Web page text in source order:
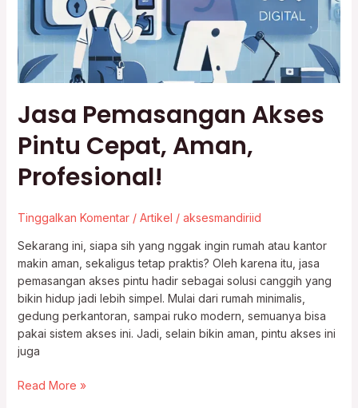
Jasa Pemasangan Akses
Pintu Cepat, Aman,
Profesional!
Tinggalkan Komentar / Artikel / aksesmandiriid
Sekarang ini, siapa sih yang nggak ingin rumah atau kantor
makin aman, sekaligus tetap praktis? Oleh karena itu, jasa
pemasangan akses pintu hadir sebagai solusi canggih yang
bikin hidup jadi lebih simpel. Mulai dari rumah minimalis,
gedung perkantoran, sampai ruko modern, semuanya bisa
pakai sistem akses ini. Jadi, selain bikin aman, pintu akses ini
juga
Read More »